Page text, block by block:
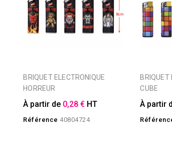
BRIQUET ELECTRONIQUE
HORREUR
À partir de 0,28 € HT
Référence 40804724
BRIQUET ELECTRONIQUE
CUBE
À partir